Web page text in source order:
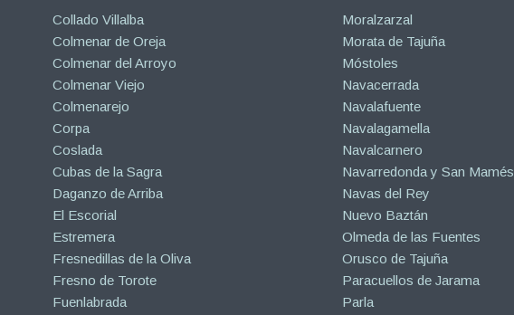
Collado Villalba
Colmenar de Oreja
Colmenar del Arroyo
Colmenar Viejo
Colmenarejo
Corpa
Coslada
Cubas de la Sagra
Daganzo de Arriba
El Escorial
Estremera
Fresnedillas de la Oliva
Fresno de Torote
Fuenlabrada
Moralzarzal
Morata de Tajuña
Móstoles
Navacerrada
Navalafuente
Navalagamella
Navalcarnero
Navarredonda y San Mamés
Navas del Rey
Nuevo Baztán
Olmeda de las Fuentes
Orusco de Tajuña
Paracuellos de Jarama
Parla